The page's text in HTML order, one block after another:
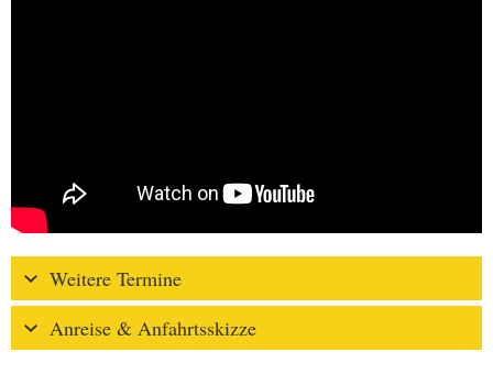
Weitere Termine
Anreise & Anfahrtsskizze